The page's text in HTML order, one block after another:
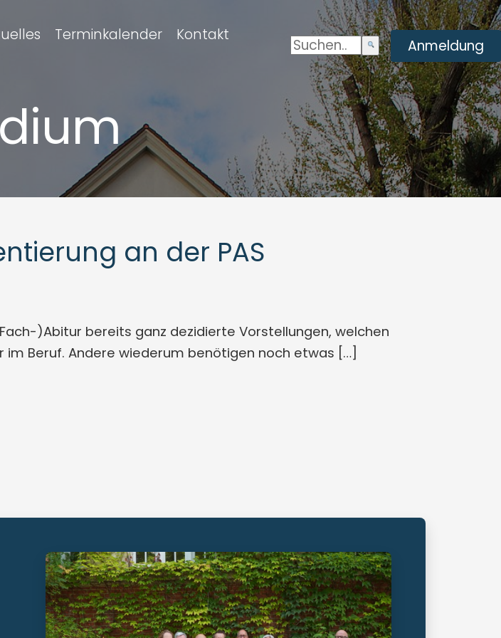
Terminkalender
Kontakt
Suchen: Enviar
búsqueda
Anmeldung
an der PAS
)Abitur bereits ganz dezidierte Vorstellungen, welchen
Beruf. Andere wiederum benötigen noch etwas […]